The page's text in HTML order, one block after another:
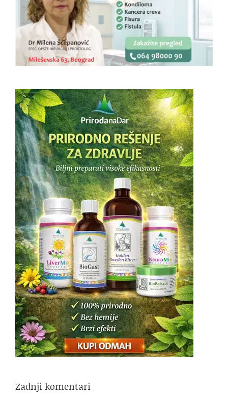
Zadnji komentari